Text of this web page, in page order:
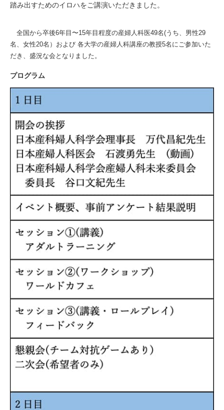
踏み出すためのイロハをご講演いただきました。
全国から卒後6年目〜15年目程度の産婦人科医49名(うち、男性29
名、女性20名）および 各大学の産婦人科講座の教授5名にご参加いた
だき、盛況な会となりました。
プログラム